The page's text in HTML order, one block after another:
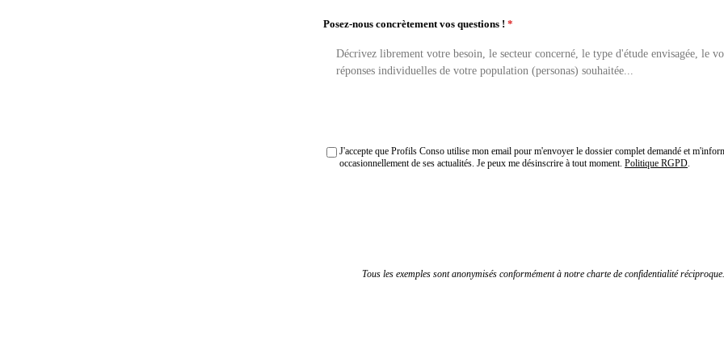
Posez-nous concrètement vos questions ! *
J'accepte que Profils Conso utilise mon email pour m'envoyer le dossier complet demandé et
occasionnellement de ses actualités. Je peux me désinscrire à tout moment. Politique RGPD.
Tous les exemples sont anonymisés conformément à notre charte de confidentialité réciproque.